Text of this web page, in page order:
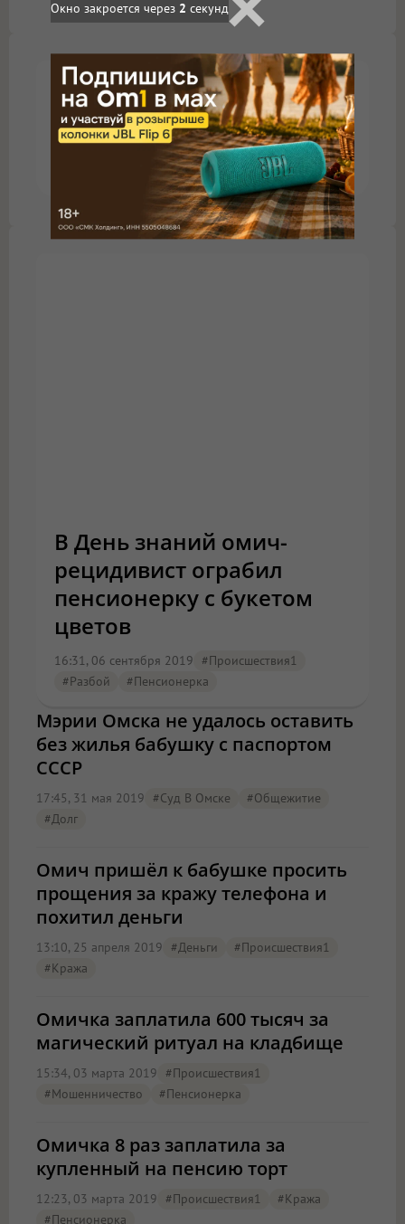
В День знаний омич-
рецидивист ограбил
пенсионерку с букетом
цветов
16:31, 06 сентября 2019 #Происшествия1
#разбой
#пенсионерка
Мэрии Омска не удалось оставить
без жилья бабушку с паспортом
СССР
17:45, 31 мая 2019 #Суд В Омске
#общежитие
#долг
Омич пришёл к бабушке просить
прощения за кражу телефона и
похитил деньги
13:10, 25 апреля 2019 #деньги
#Происшествия1
#кража
Омичка заплатила 600 тысяч за
магический ритуал на кладбище
15:34, 03 марта 2019 #Происшествия1
#мошенничество
#пенсионерка
Омичка 8 раз заплатила за
купленный на пенсию торт
12:23, 03 марта 2019 #Происшествия1
#кража
#пенсионерка
Окно закроется через 2 секунд